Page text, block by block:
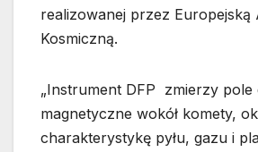
realizowanej przez Europejską
Kosmiczną.
„Instrument DFP zmierzy pole
magnetyczne wokół komety,
charakterystykę pyłu, gazu i